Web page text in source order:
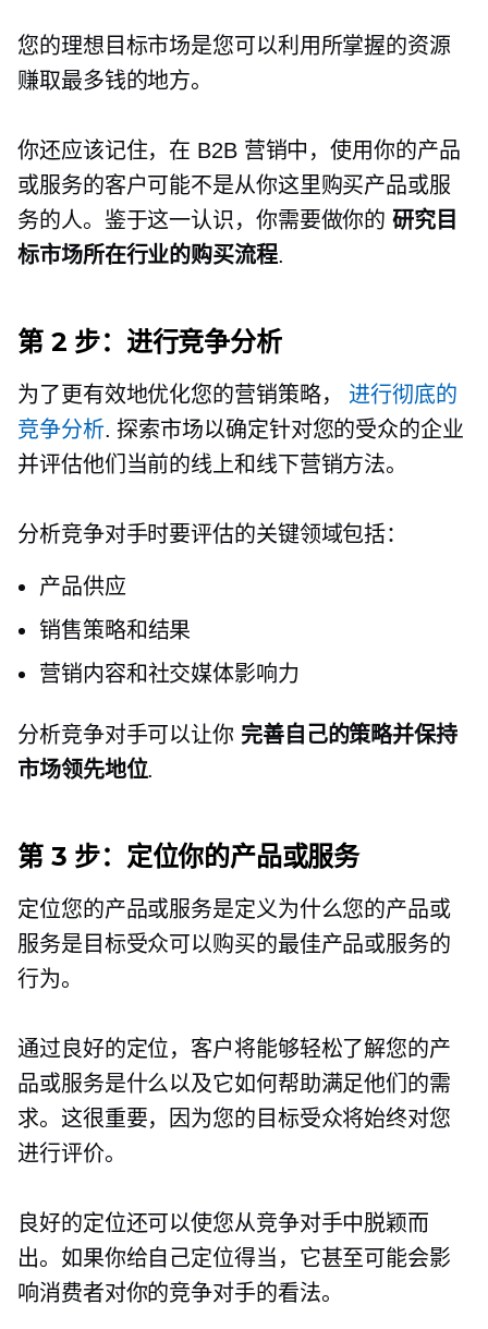
您的理想目标市场是您可以利用所掌握的资源
赚取最多钱的地方。
你还应该记住，在 B2B 营销中，使用你的产品
或服务的客户可能不是从你这里购买产品或服
务的人。鉴于这一认识，你需要做你的研究目
标市场所在行业的购买流程.
第 2 步：进行竞争分析
为了更有效地优化您的营销策略， 进行彻底的
竞争分析. 探索市场以确定针对您的受众的企业
并评估他们当前的线上和线下营销方法。
分析竞争对手时要评估的关键领域包括：
产品供应
销售策略和结果
营销内容和社交媒体影响力
分析竞争对手可以让你 完善自己的策略并保持
市场领先地位.
第 3 步：定位你的产品或服务
定位您的产品或服务是定义为什么您的产品或
服务是目标受众可以购买的最佳产品或服务的
行为。
通过良好的定位，客户将能够轻松了解您的产
品或服务是什么以及它如何帮助满足他们的需
求。这很重要，因为您的目标受众将始终对您
进行评价。
良好的定位还可以使您从竞争对手中脱颖而
出。如果你给自己定位得当，它甚至可能会影
响消费者对你的竞争对手的看法。